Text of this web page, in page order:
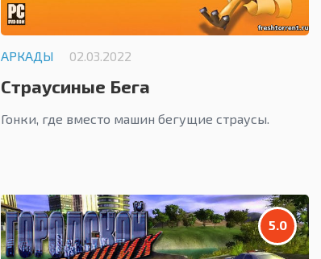
АРКАДЫ 02.03.2022
Страусиные Бега
Гонки, где вместо машин бегущие страусы.
5.0